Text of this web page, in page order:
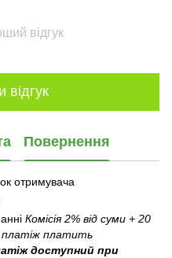
відгук
відгук
Повернення
отримувача
Комісія 2% від суми + 20
платіж платить
доступний при